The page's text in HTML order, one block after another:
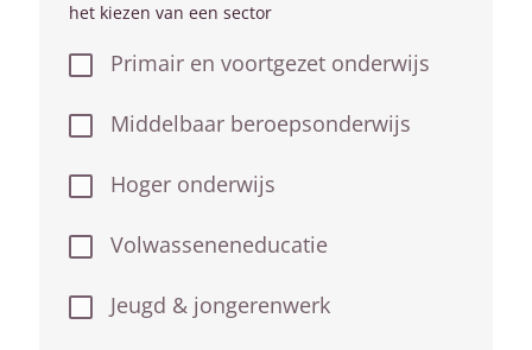
het kiezen van een sector
Primair en voortgezet onderwijs
Middelbaar beroepsonderwijs
Hoger onderwijs
Volwasseneneducatie
Jeugd & jongerenwerk